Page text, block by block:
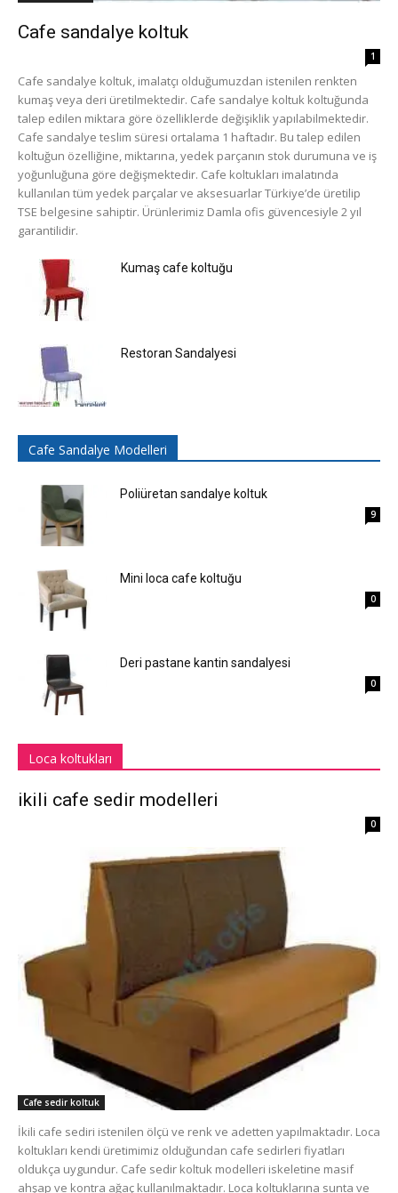
Cafe sandalye koltuk
1
Cafe sandalye koltuk, imalatçı olduğumuzdan istenilen renkten
kumaş veya deri üretilmektedir. Cafe sandalye koltuk koltuğunda
talep edilen miktara göre özelliklerde değişiklik yapılabilmektedir.
Cafe sandalye teslim süresi ortalama 1 haftadır. Bu talep edilen
koltuğun özelliğine, miktarına, yedek parçanın stok durumuna ve iş
yoğunluğuna göre değişmektedir. Cafe koltukları imalatında
kullanılan tüm yedek parçalar ve aksesuarlar Türkiye’de üretilip
TSE belgesine sahiptir. Ürünlerimiz Damla ofis güvencesiyle 2 yıl
garantilidir.
Kumaş cafe koltuğu
Restoran Sandalyesi
Cafe Sandalye Modelleri
Poliüretan sandalye koltuk
9
Mini loca cafe koltuğu
0
Deri pastane kantin sandalyesi
0
Loca koltukları
ikili cafe sedir modelleri
0
Cafe sedir koltuk
İkili cafe sediri istenilen ölçü ve renk ve adetten yapılmaktadır. Loca
koltukları kendi üretimimiz olduğundan cafe sedirleri fiyatları
oldukça uygundur. Cafe sedir koltuk modelleri iskeletine masif
ahşap ve kontra ağaç kullanılmaktadır. Loca koltuklarına sunta ve